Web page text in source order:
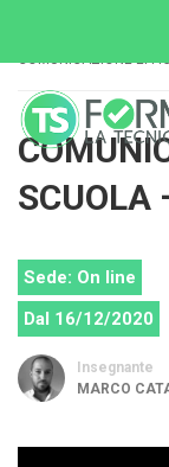
COMUNICAZIONE
SCUOLA
Sede: On line
Dal 16/12/2020
Insegnante
MARCO